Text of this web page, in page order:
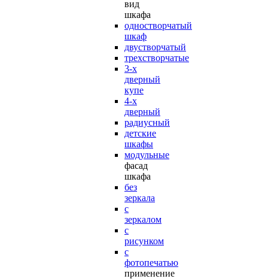
вид
шкафа
одностворчатый
шкаф
двустворчатый
трехстворчатые
3-х
дверный
купе
4-х
дверный
радиусный
детские
шкафы
модульные
фасад
шкафа
без
зеркала
с
зеркалом
с
рисунком
с
фотопечатью
применение